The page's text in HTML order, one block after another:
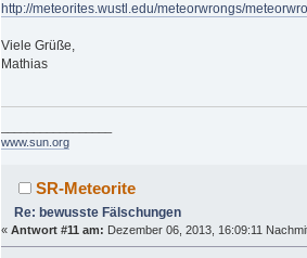
http://meteorites.wustl.edu/meteorwrongs/
Viele Grüße,
Mathias
www.sun.org
SR-Meteorite
Re: bewusste Fälschungen
« Antwort #11 am: Dezember 06, 2013, 16:09:11